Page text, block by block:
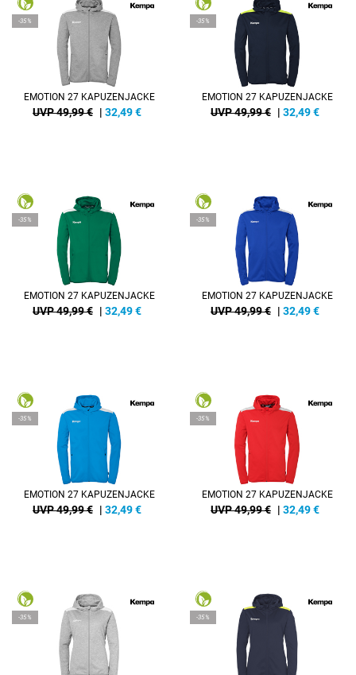
-35%
EMOTION 27 KAPUZENJACKE
UVP 49,99 € | 32,49€
-35%
EMOTION 27 KAPUZENJACKE
UVP 49,99 € | 32,49€
-35%
EMOTION 27 KAPUZENJACKE
UVP 49,99 € | 32,49€
-35%
EMOTION 27 KAPUZENJACKE
UVP 49,99 € | 32,49€
-35%
EMOTION 27 KAPUZENJACKE
UVP 49,99 € | 32,49€
-35%
EMOTION 27 KAPUZENJACKE
UVP 49,99 € | 32,49€
-35% -35%